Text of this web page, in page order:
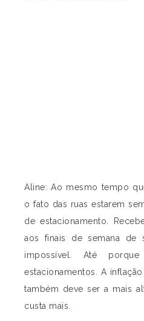
Aline: Ao mesmo tempo
o fato das ruas estarem
de estacionamento.
aos finais de semana de
impossível. Até
estacionamentos. A
também deve ser a mais
custa mais.